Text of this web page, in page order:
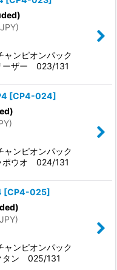
)
ャンピオンパック
ーザー 023/131
[CP4-024]
)
ャンピオンパック
ポウオ 024/131
[CP4-025]
)
ャンピオンパック
タン 025/131